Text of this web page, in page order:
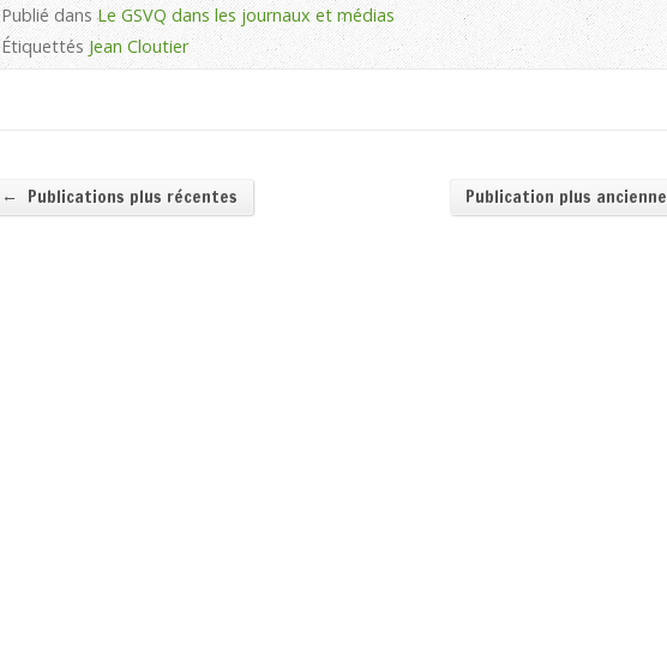
Publié dansLe GSVQ dans les journaux et médias
ÉtiquettésJean Cloutier
← Publications plus récentes Publication plus